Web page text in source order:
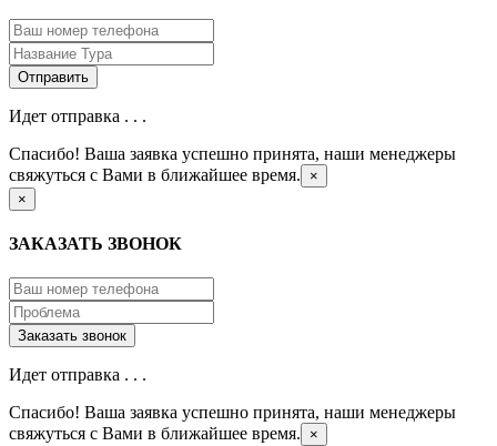
Идет отправка . . .
Спасибо! Ваша заявка успешно принята, наши менеджеры
свяжуться с Вами в ближайшее время.
×
×
ЗАКАЗАТЬ ЗВОНОК
Идет отправка . . .
Спасибо! Ваша заявка успешно принята, наши менеджеры
свяжуться с Вами в ближайшее время.
×